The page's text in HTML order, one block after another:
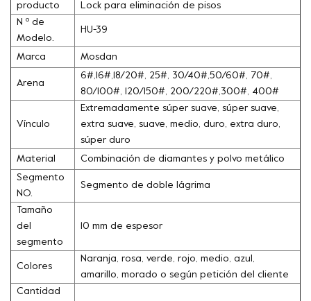
producto
Lock para eliminación de pisos
N º de
Modelo.
HU-39
Marca Mosdan
Arena
6#,16#,18/20#, 25#, 30/40#,50/60#, 70#,
80/100#, 120/150#, 200/220#,300#, 400#
Vínculo
Extremadamente súper suave, súper suave,
extra suave, suave, medio, duro, extra duro,
súper duro
Material Combinación de diamantes y polvo metálico
Segmento
NO.
Segmento de doble lágrima
Tamaño
del
segmento
10 mm de espesor
Colores
Naranja, rosa, verde, rojo, medio, azul,
amarillo, morado o según petición del cliente
Cantidad